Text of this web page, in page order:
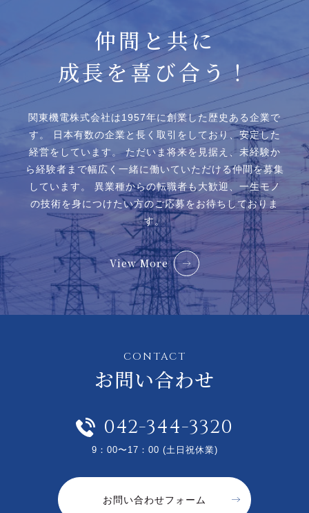
仲間と共に
成長を喜び合う！
関東機電株式会社は1957年に創業した歴史ある企業で
す。
日本有数の企業と⻑く取引をしており、安定した
経営をしています。ただいま将来を見据え、未経験か
ら経験者まで幅広く一緒に働いていただける仲間を募集
しています。
異業種からの転職者も大歓迎、一生モノ
の技術を身につけたい方のご応募をお待ちしておりま
す。
View More
CONTACT
お問い合わせ
042-344-3320
9：00〜17：00 (土日祝休業)
お問い合わせフォーム